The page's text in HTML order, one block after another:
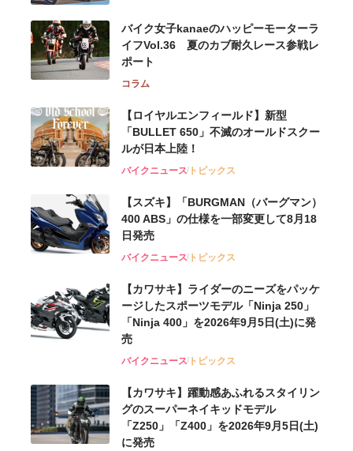
バイク女子kanaeのハッピーモーターラ
イフVol.36 夏のカブ耐久レース参戦レ
ポート
コラム
【ロイヤルエンフィールド】新型
「BULLET 650」不滅のオールドスクー
ルが⽇本上陸！
バイクニューストピックス
【スズキ】「BURGMAN（バーグマン）
400 ABS」の仕様を一部変更して8月18
日発売
バイクニューストピックス
【カワサキ】ライダーのニーズをパッケ
ージしたスポーツモデル「Ninja 250」
「Ninja 400」を2026年9月5日(土)に発
売
バイクニューストピックス
【カワサキ】躍動感あふれるスタイリン
グのスーパーネイキッドモデル
「Z250」「Z400」を2026年9月5日(土)
に発売